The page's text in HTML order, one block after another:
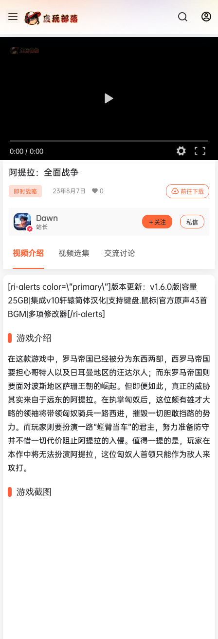
0:00 / 0:00
阿提拉：全面战争
即时战略 23年8月7日 0 前往下载
Dawn
站长 关注 私信
视频介绍 视频选集 交流讨论
[ri-alerts color=\”primary\”]版本更新：v1.6.0版|容量
25GB|集成v10轩辕简体汉化|支持键盘.鼠标|官方原声43首
BGM|多项修改器[/ri-alerts]
游戏介绍
在这款游戏中，罗马帝国已经被分为东西两部，西罗马帝国
要担心哥特人以及日耳曼地区的汪达尔人；而东罗马帝国则
要面对波斯地区萨珊王朝的崛起。但即便如此，真正的威胁
其实来自于远东的阿提拉。在执掌匈奴后，这位颇有雄才大
略的领袖将带领匈奴骑兵一路西进，摧毁一切胆敢挡路的势
力。而玩家则要扮演一路“螳臂当车”的君主，努力准备防守
并不惜一切代价阻止阿提拉的入侵。值得一提的是，玩家在
本作中将无法扮演阿提拉，这位匈奴人首领只能作为敌人来
攻打。
游戏截图